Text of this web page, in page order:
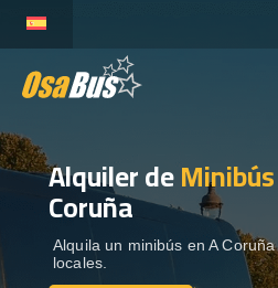
content
ALQUILER DE AUTOCARES
DESTINOS
Alquiler de
Coruña
Alquila un minibús en A
locales.